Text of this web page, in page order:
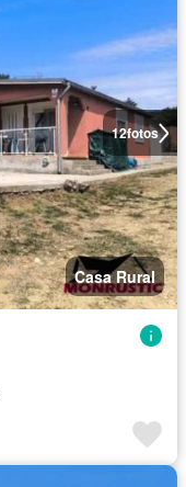
12fotos
Casa Rural